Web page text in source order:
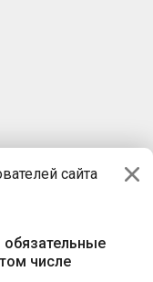
сайта
числе
т Независимости